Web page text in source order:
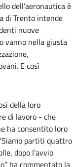
dell’aeronautica è
di Trento intende
nuove
vanno nella giusta
E così
della loro
di lavoro - che
ha consentito loro
partiti quattro
dopo l’avvio
ha commentato la